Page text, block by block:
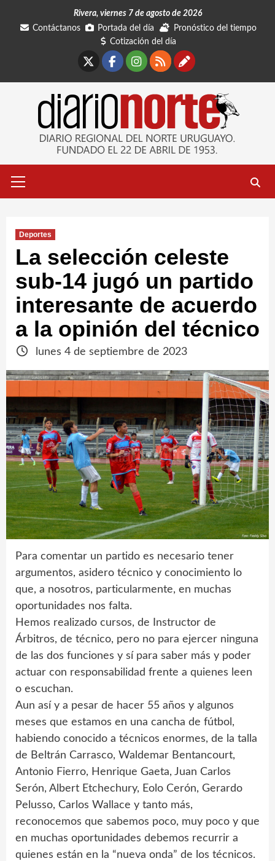
Rivera, viernes 7 de agosto de 2026
Contáctanos
Portada del día
Pronóstico del tiempo
Cotización del día
Facebook
Instagram
RSSContáctanos
primario
Deportes
La selección celeste
sub-14 jugó un partido
interesante de acuerdo
a la opinión del técnico
lunes 4 de septiembre de 2023
Para comentar un partido es necesario tener
argumentos, asidero técnico y conocimiento lo
que, a nosotros, particularmente, en muchas
oportunidades nos falta.
Hemos realizado cursos, de Instructor de
Árbitros, de técnico, pero no para ejercer ninguna
de las dos funciones y sí para saber más y poder
actuar con responsabilidad frente a quienes leen
o escuchan.
Aun así y a pesar de hacer 55 años y algunos
meses que estamos en una cancha de fútbol,
habiendo conocido a técnicos enormes, de la talla
de Beltrán Carrasco, Waldemar Bentancourt,
Antonio Fierro, Henrique Gaeta, Juan Carlos
Serón, Albert Etchechury, Eolo Cerón, Gerardo
Pelusso, Carlos Wallace y tanto más,
reconocemos que sabemos poco, muy poco y que
en muchas oportunidades debemos recurrir a
quienes están en la “nueva onda” de los técnicos.